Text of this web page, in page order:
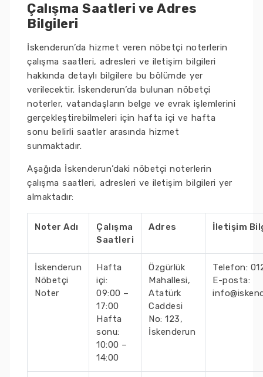
Çalışma Saatleri ve Adres
Bilgileri
İskenderun’da hizmet veren nöbetçi noterlerin
çalışma saatleri, adresleri ve iletişim bilgileri
hakkında detaylı bilgilere bu bölümde yer
verilecektir. İskenderun’da bulunan nöbetçi
noterler, vatandaşların belge ve evrak işlemlerini
gerçekleştirebilmeleri için hafta içi ve hafta
sonu belirli saatler arasında hizmet
sunmaktadır.
Aşağıda İskenderun’daki nöbetçi noterlerin
çalışma saatleri, adresleri ve iletişim bilgileri yer
almaktadır:
Noter Adı
Çalışma
Saatleri
Adres İletişim
İskenderun
Nöbetçi
Noter
Hafta
içi:
09:00 –
17:00
Hafta
sonu:
10:00 –
14:00
Özgürlük
Mahallesi,
Atatürk
Caddesi
No: 123,
İskenderun
Telefon:
E-posta: